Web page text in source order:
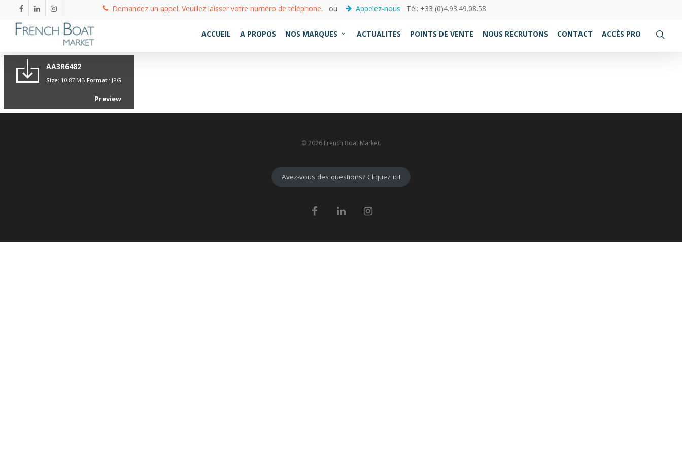
Demandez un appel. Veuillez laisser votre numéro de téléphone. ou Appelez-nous Tél: +33 (0)4.93.49.08.58
ACCUEIL A PROPOS NOS MARQUES ACTUALITES POINTS DE VENTE NOUS RECRUTONS CONTACT ACCÈS PRO
AA3R6482
Size: 10.87 MB Format : JPG
Preview
© 2026 French Boat Market.
Avez-vous des questions? Cliquez ici!